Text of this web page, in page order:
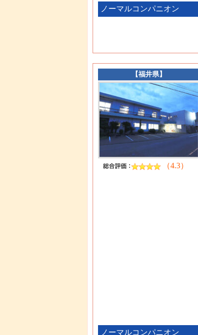
ノーマルコンパニオン
【福井県】
（4.3）
ノーマルコンパニオン